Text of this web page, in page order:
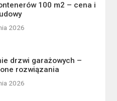
100 m2 – cena i
2026
drzwi garażowych –
rozwiązania
2026